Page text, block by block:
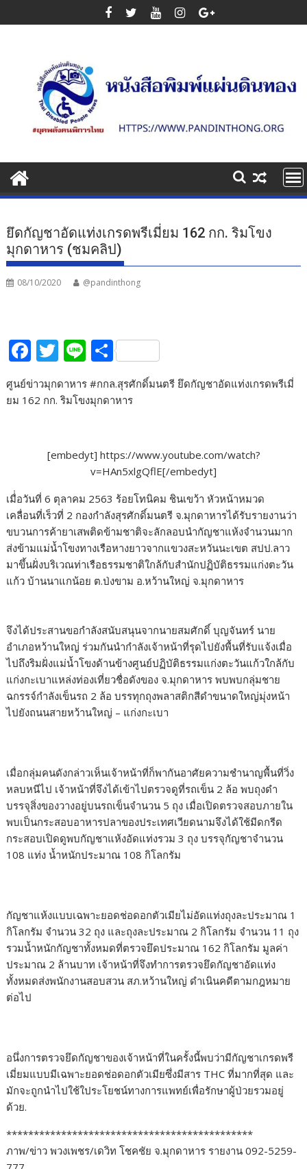
to
ยึดกัญชาอัดแท่งเกรดพรีเมี่ยม 162 กก. ริมโขง
มุกดาหาร (ชมคลิป)
08/10/2020 @pandinthong
F
ac
e
T
itt
Li
e
S
ar
ศูนย์ข่าวมุกดาหาร #กกล.สุรศักดิ์มนตรี ยึดกัญชาอัดแท่งเกรดพรีเมี่
ยม 162 กก. ริมโขงมุกดาหาร
[embedyt] https://www.youtube.com/watch?
v=HAn5xlgQflE[/embedyt]
เมื่่อวันที่ 6 ตุลาคม 2563 ร้อยโทนิคม ชินเขว้า หัวหน้าหมวด
เคลื่อนที่เร็วที่ 2 กองกำลังสุรศักดิ์มนตรี จ.มุกดาหารได้รับรายงานว่า
ขบวนการค้ายาเสพติดข้ามชาติจะลักลอบนำกัญชาแห้งจำนวนมาก
ส่งข้ามแม่น้ำโขงทางเรือหางยาวจากแขวงสะหวันนะเขต สปป.ลาว
มาขึ้นฝั่งบริเวณท่าเรือธรรมชาติใกล้กับสำนักปฏิบัติธรรมแก่งตะวัน
แก้ว บ้านนาแกน้อย ต.ป่งขาม อ.หว้านใหญ่ จ.มุกดาหาร
จึงได้ประสานขอกำลังสนับสนุนจากนายสมศักดิ์ บุญจันทร์ นาย
อำเภอหว้านใหญ่ ร่วมกันนำกำลังเจ้าหน้าที่รุดไปยังพื้นที่รับแจ้งเมื่อ
ไปถึงริมฝั่งแม่น้ำโขงด้านข้างศูนย์ปฏิบัติธรรมแก่งตะวันแก้วใกล้กับ
แก่งกะเบาแหล่งท่องเที่ยวชื่อดังของ จ.มุกดาหาร พบพบกลุ่มชาย
ฉกรรจ์กำลังเข็นรถ 2 ล้อ บรรทุกถุงพลาสติกสีดำขนาดใหญ่มุ่งหน้า
ไปยังถนนสายหว้านใหญ่ – แก่งกะเบา
เมื่อกลุ่มคนดังกล่าวเห็นเจ้าหน้าที่ก็พากันอาศัยความชำนาญพื้นที่วิ่ง
หลบหนีไป เจ้าหน้าที่จึงได้เข้าไปตรวจดูที่รถเข็น 2 ล้อ พบถุงดำ
บรรจุสิ่งของวางอยู่บนรถเข็นจำนวน 5 ถุง เมื่อเปิดตรวจสอบภายใน
พบเป็นกระสอบอาหารปลาของประเทศเวียดนามจึงได้ใช้มีดกรีด
กระสอบเปิดดูพบกัญชาแห้งอัดแท่งรวม 3 ถุง บรรจุกัญชาจำนวน
108 แท่ง น้ำหนักประมาณ 108 กิโลกรัม
กัญชาแห้งแบบเฉพาะยอดช่อดอกตัวเมียไม่อัดแท่งถุงละประมาณ 1
กิโลกรัม จำนวน 32 ถุง และถุงละประมาณ 2 กิโลกรัม จำนวน 11 ถุง
รวมน้ำหนักกัญชาทั้งหมดที่ตรวจยึดประมาณ 162 กิโลกรัม มูลค่า
ประมาณ 2 ล้านบาท เจ้าหน้าที่จึงทำการตรวจยึดกัญชาอัดแท่ง
ทั้งหมดส่งพนักงานสอบสวน สภ.หว้านใหญ่ ดำเนินคดีตามกฎหมาย
ต่อไป
อนึ่งการตรวจยึดกัญชาของเจ้าหน้าที่ในครั้งนี้พบว่ามีกัญชาเกรดพรี
เมี่ยมแบบมีเฉพาะยอดช่อดอกตัวเมียซึ่งมีสาร THC ที่มากที่สุด และ
มักจะถูกนำไปใช้ใประโยชน์ทางการแพทย์เพื่อรักษาผู้ป่วยรวมอยู่
ด้วย.
*********************************************
ภาพ/ข่าว พวงเพชร/เดวิท โชคชัย จ.มุกดาหาร รายงาน 092-5259-